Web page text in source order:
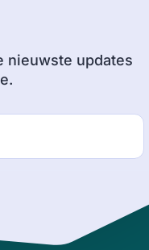
nieuwste updates